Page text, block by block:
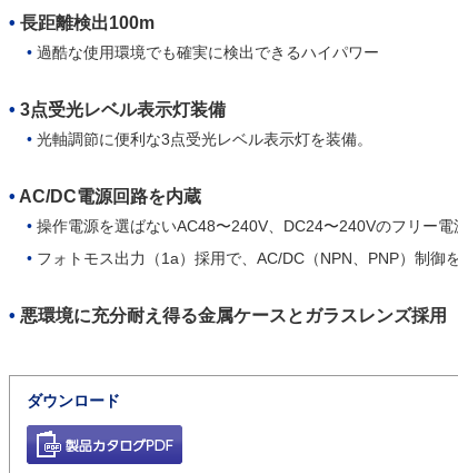
長距離検出100m
過酷な使用環境でも確実に検出できるハイパワー
3点受光レベル表示灯装備
光軸調節に便利な3点受光レベル表示灯を装備。
AC/DC電源回路を内蔵
操作電源を選ばないAC48〜240V、DC24〜240Vのフリー電
フォトモス出力（1a）採用で、AC/DC（NPN、PNP）制御
悪環境に充分耐え得る金属ケースとガラスレンズ採用
ダウンロード